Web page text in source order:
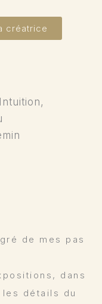
créatrice
de mes pas
dans
détails du